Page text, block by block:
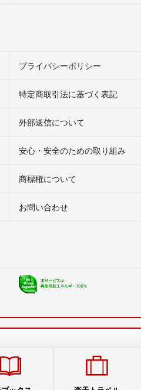
プライバシーポリシー
特定商取引法に基づく表記
外部送信について
安心・安全のための取り組み
商標権について
お問い合わせ